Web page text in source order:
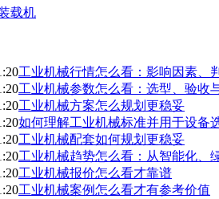
载机
工业机械行情怎么看：影响因素、
工业机械参数怎么看：选型、验收
工业机械方案怎么规划更稳妥
如何理解工业机械标准并用于设备
工业机械配套如何规划更稳妥
工业机械趋势怎么看：从智能化、
工业机械报价怎么看才靠谱
工业机械案例怎么看才有参考价值